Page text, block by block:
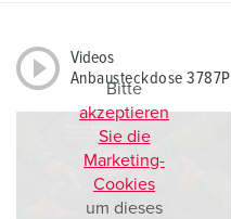
Videos
Anbausteckdose 3787P
Bitte
akzeptieren
Sie die
Marketing-
Cookies
um dieses